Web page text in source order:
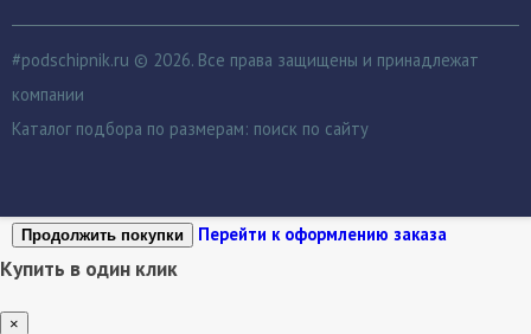
#podschipnik.ru © 2026. Все права защищены и принадлежат
компании
Каталог подбора по размерам: поиск по сайту
Продолжить покупки Перейти к оформлению заказа
Купить в один клик
×